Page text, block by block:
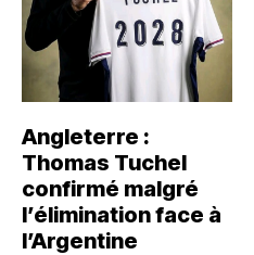
Angleterre :
Thomas Tuchel
confirmé malgré
l’élimination face à
l’Argentine